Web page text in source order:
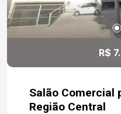
passar essa chance
um ponto comercial
infraestrutura
descubra o potencial
R$
Salão Comercial
Região Central